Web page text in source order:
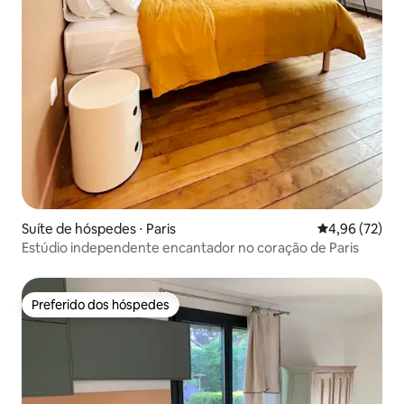
Suíte de hóspedes ⋅ Paris 4,96 de uma
4,96 (72)
Estúdio independente encantador no coração de Paris
Preferido dos hóspedes
Preferido dos hóspedes